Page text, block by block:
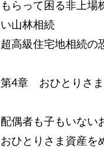
もらって困る非上場
い山林相続
超高級住宅地相続の
第4章 おひとりさ
配偶者も子もいない
おひとりさま資産を